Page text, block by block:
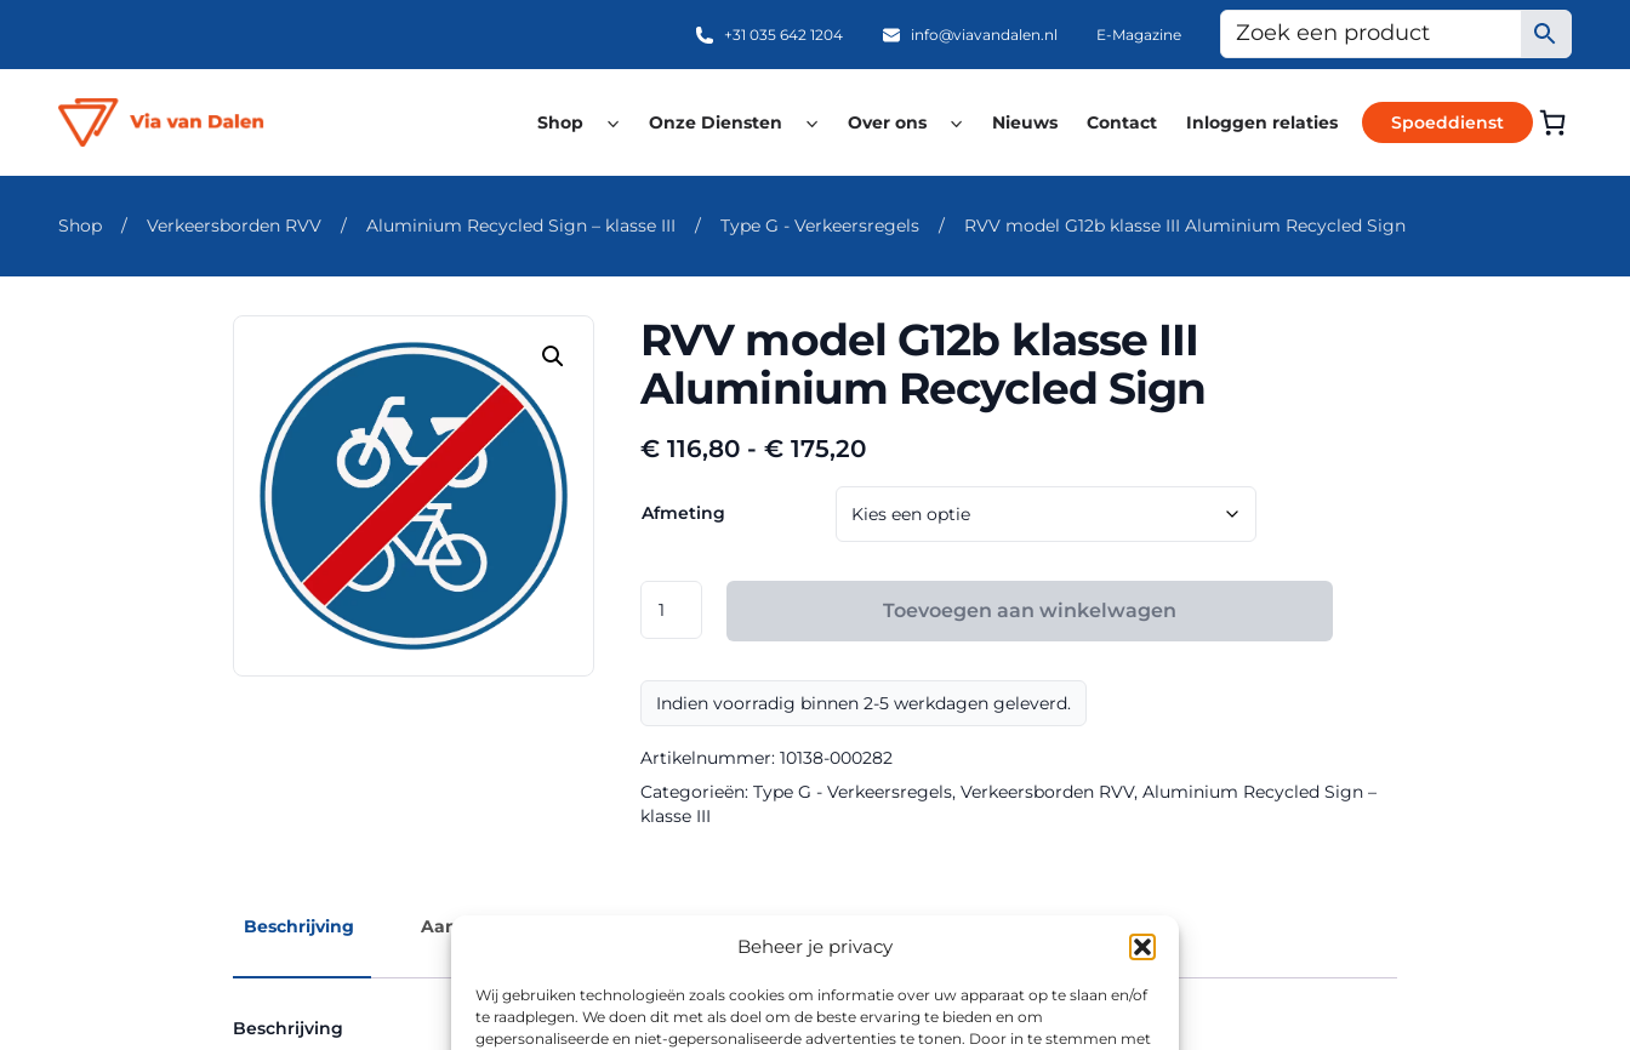
Beheer je privacy
Wij gebruiken technologieën zoals cookies om informatie over uw apparaat op te slaan en/of
te raadplegen. We doen dit met als doel om de beste ervaring te bieden en om
gepersonaliseerde en niet-gepersonaliseerde advertenties te tonen. Door in te stemmen met
+31 035 642 1204 info@viavandalen.nl E-Magazine
Shop Onze Diensten Over ons Nieuws Contact Inloggen relaties Spoeddienst
Shop / Verkeersborden RVV / Aluminium Recycled Sign – klasse III / Type G - Verkeersregels / RVV model G12b klasse III Aluminium Recycled Sign
RVV model G12b klasse III
Aluminium Recycled Sign
€ 116,80 - € 175,20Prijsklasse:
€ 116,80
tot
€ 175,20
Afmeting
model
klasse
Recycled
Sign
aantal
Toevoegen aan winkelwagen
Indien voorradig binnen 2-5 werkdagen geleverd.
Artikelnummer: 10138-000282
Categorieën: Type G - Verkeersregels, Verkeersborden RVV, Aluminium Recycled Sign –
klasse III
Beschrijving Aanvullende informatie
Beschrijving